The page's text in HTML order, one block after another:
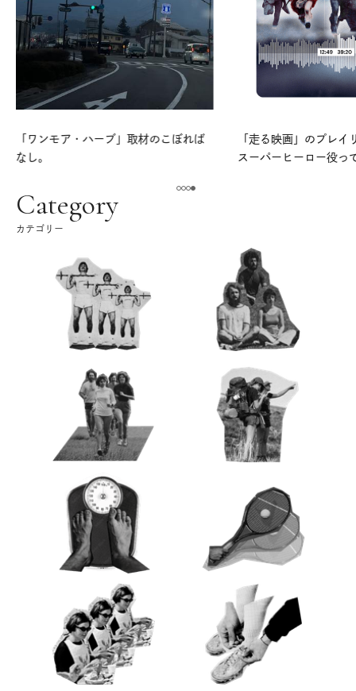
「ワンモア・ハーブ」取材のこぼれば
なし。
「走る映画」のプレイ
スーパーヒーロー役っ
Category
カテゴリー